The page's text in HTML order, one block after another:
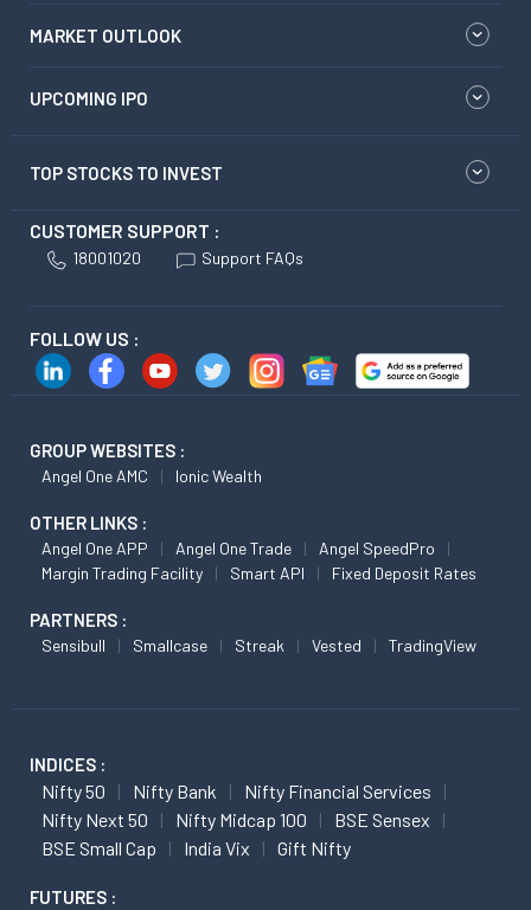
MARKET OUTLOOK
UPCOMING IPO
TOP STOCKS TO INVEST
CUSTOMER SUPPORT :
18001020 Support FAQs
FOLLOW US :
GROUP WEBSITES :
Angel One AMC Ionic Wealth
OTHER LINKS :
Angel One APP Angel One Trade
Angel SpeedPro
Margin Trading Facility
Smart API Fixed Deposit Rates
PARTNERS :
Sensibull Smallcase Streak Vested TradingView
INDICES :
Nifty 50 Nifty Bank
Nifty Financial Services
Nifty Next 50
Nifty Midcap 100
BSE Sensex
BSE Small Cap
India Vix Gift Nifty
FUTURES :